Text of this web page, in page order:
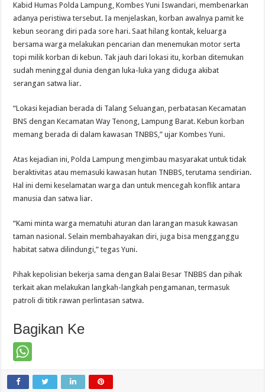
Kabid Humas Polda Lampung, Kombes Yuni Iswandari, membenarkan
adanya peristiwa tersebut. Ia menjelaskan, korban awalnya pamit ke
kebun seorang diri pada sore hari. Saat hilang kontak, keluarga
bersama warga melakukan pencarian dan menemukan motor serta
topi milik korban di kebun. Tak jauh dari lokasi itu, korban ditemukan
sudah meninggal dunia dengan luka-luka yang diduga akibat
serangan satwa liar.
“Lokasi kejadian berada di Talang Seluangan, perbatasan Kecamatan
BNS dengan Kecamatan Way Tenong, Lampung Barat. Kebun korban
memang berada di dalam kawasan TNBBS,” ujar Kombes Yuni.
Atas kejadian ini, Polda Lampung mengimbau masyarakat untuk tidak
beraktivitas atau memasuki kawasan hutan TNBBS, terutama sendirian.
Hal ini demi keselamatan warga dan untuk mencegah konflik antara
manusia dan satwa liar.
“Kami minta warga mematuhi aturan dan larangan masuk kawasan
taman nasional. Selain membahayakan diri, juga bisa mengganggu
habitat satwa dilindungi,” tegas Yuni.
Pihak kepolisian bekerja sama dengan Balai Besar TNBBS dan pihak
terkait akan melakukan langkah-langkah pengamanan, termasuk
patroli di titik rawan perlintasan satwa.
Bagikan Ke